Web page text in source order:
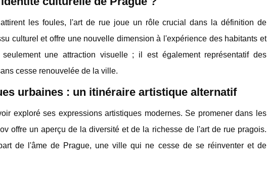
les foules, l'art de rue joue un rôle crucial dans la définition de
culturel et offre une nouvelle dimension à l'expérience des habitants et
une attraction visuelle ; il est également représentatif des
cesse renouvelée de la ville.
urbaines : un itinéraire artistique alternatif
exploré ses expressions artistiques modernes. Se promener dans les
offre un aperçu de la diversité et de la richesse de l'art de rue pragois.
de l'âme de Prague, une ville qui ne cesse de se réinventer et de